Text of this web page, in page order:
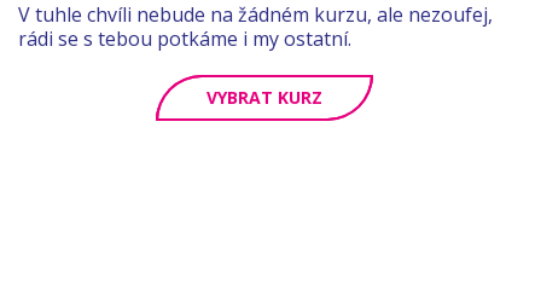
V tuhle chvíli nebude na žádném kurzu, ale nezoufej,
rádi se s tebou potkáme i my ostatní.
VYBRAT KURZ